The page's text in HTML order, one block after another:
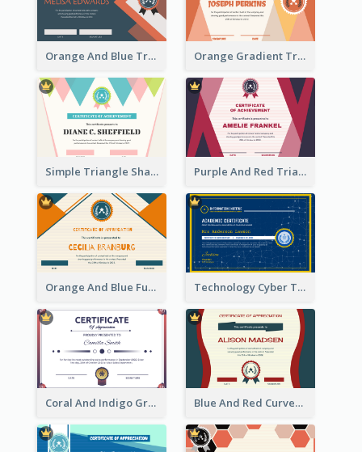
Orange And Blue Triangle Patterns Appreciation Certificate Orange Gradient Triangle Patterns Certificate
Simple Triangle Shapes Appreciation Certificate Purple And Red Triangles Achievement Certificate
Orange And Blue Fun Triangles Certificate Technology Cyber Theme School Certificate Design
Coral And Indigo Gradient Border Certificate Design Blue And Red Curves Shape Award Certificate